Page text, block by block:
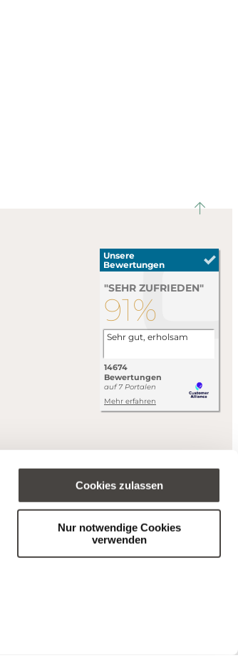
Cookies zulassen
Nur notwendige Cookies
verwenden